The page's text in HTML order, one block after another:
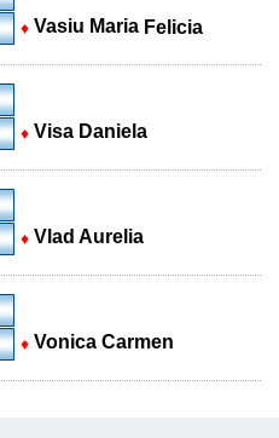
♦ Vasiu Maria Felicia
♦ Visa Daniela
♦ Vlad Aurelia
♦ Vonica Carmen